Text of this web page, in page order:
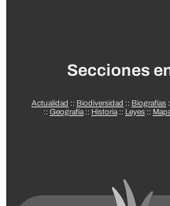
Secciones
Actualidad :: Biodiversidad :: Biografías
:: Geografía :: Historia :: Leyes ::